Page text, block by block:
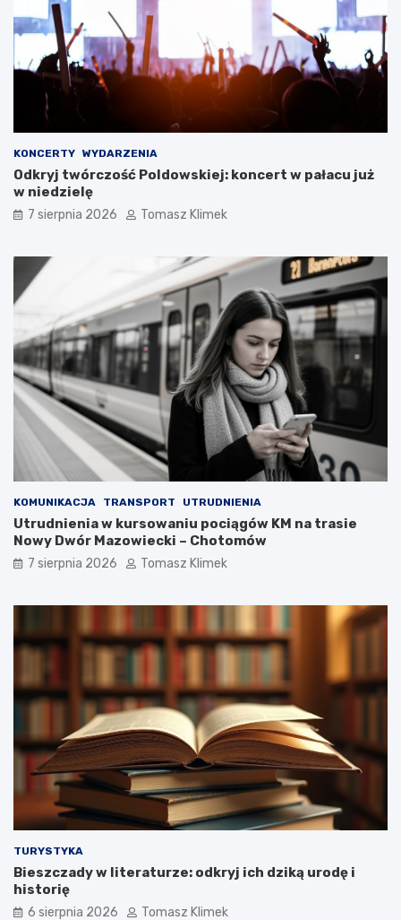
KONCERTY WYDARZENIA
Odkryj twórczość Poldowskiej: koncert w pałacu już
w niedzielę
7 sierpnia 2026 Tomasz Klimek
KOMUNIKACJA TRANSPORT UTRUDNIENIA
Utrudnienia w kursowaniu pociągów KM na trasie
Nowy Dwór Mazowiecki – Chotomów
7 sierpnia 2026 Tomasz Klimek
TURYSTYKA
Bieszczady w literaturze: odkryj ich dziką urodę i
historię
6 sierpnia 2026 Tomasz Klimek